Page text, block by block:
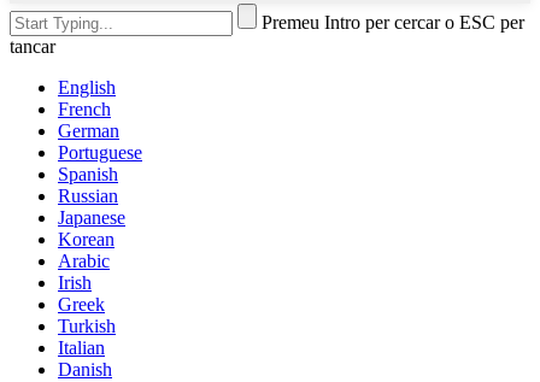
Premeu Intro per cercar o ESC per
tancar
English
French
German
Portuguese
Spanish
Russian
Japanese
Korean
Arabic
Irish
Greek
Turkish
Italian
Danish